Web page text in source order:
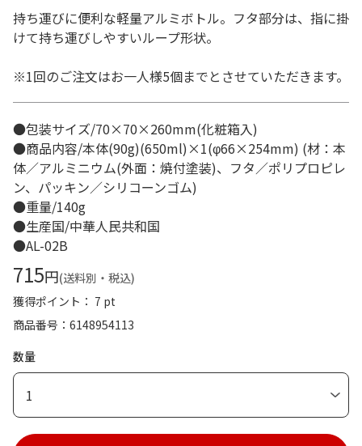
持ち運びに便利な軽量アルミボトル。フタ部分は、指に掛
けて持ち運びしやすいループ形状。
※1回のご注文はお一人様5個までとさせていただきます。
●包装サイズ/70×70×260mm(化粧箱入)
●商品内容/本体(90g)(650ml)×1(φ66×254mm) (材：本
体／アルミニウム(外面：焼付塗装)、フタ／ポリプロピレ
ン、パッキン／シリコーンゴム)
●重量/140g
●生産国/中華人民共和国
●AL-02B
715円(送料別・税込)
獲得ポイント： 7 pt
商品番号
6148954113
数量
1